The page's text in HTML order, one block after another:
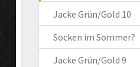
Jacke Grün/Gold 10
Socken im Sommer?
Jacke Grün/Gold 9